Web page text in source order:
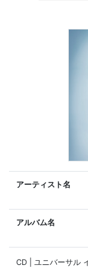
アーティスト名
アルバム名
CD | ユニバーサル